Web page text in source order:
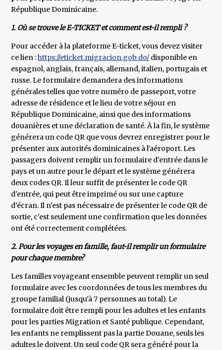
République Dominicaine.
1. Où se trouve le E-TICKET et comment est-il rempli ?
Pour accéder à la plateforme E-ticket, vous devez visiter
ce lien :https://eticket.migracion.gob.do/ disponible en
espagnol, anglais, français, allemand, italien, portugais et
russe. Le formulaire demandera des informations
générales telles que votre numéro de passeport, votre
adresse de résidence et le lieu de votre séjour en
République Dominicaine, ainsi que des informations
douanières et une déclaration de santé. À la fin, le système
générera un code QR que vous devrez enregistrer pour le
présenter aux autorités dominicaines à l'aéroport. Les
passagers doivent remplir un formulaire d'entrée dans le
pays et un autre pour le départ et le système générera
deux codes QR. Il leur suffit de présenter le code QR
d'entrée, qui peut être imprimé ou sur une capture
d'écran. Il n'est pas nécessaire de présenter le code QR de
sortie, c'est seulement une confirmation que les données
ont été correctement complétées.
2. Pour les voyages en famille, faut-il remplir un formulaire
pour chaque membre?
Les familles voyageant ensemble peuvent remplir un seul
formulaire avec les coordonnées de tous les membres du
groupe familial (jusqu'à 7 personnes au total). Le
formulaire doit être rempli pour les adultes et les enfants
pour les parties Migration et Santé publique. Cependant,
les enfants ne remplissent pas la partie Douane, seuls les
adultes le doivent. Un seul code QR sera généré pour la